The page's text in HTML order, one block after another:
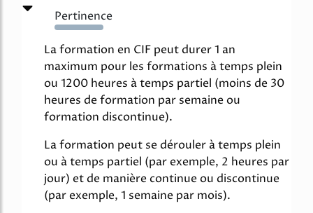
Pertinence
111%
La formation en CIF peut durer 1 an
maximum pour les formations à temps plein
ou 1200 heures à temps partiel (moins de 30
heures de formation par semaine ou
formation discontinue).
La formation peut se dérouler à temps plein
ou à temps partiel (par exemple, 2 heures par
jour) et de manière continue ou discontinue
(par exemple, 1 semaine par mois).